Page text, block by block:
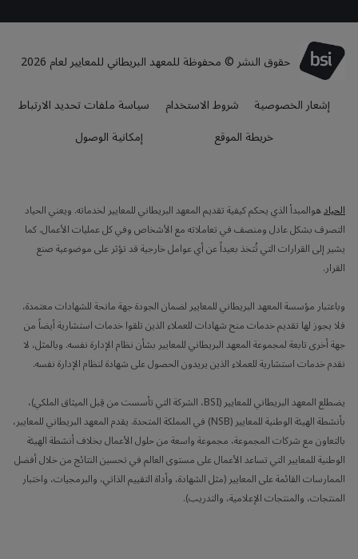
حقوق النشر © محفوظة للمعهد البريطاني للمعايير لعام 2026
إشعار الخصوصية
شروط الاستخدام
سياسة ملفات تحديد الارتباط
خريطة الموقع
إمكانية الوصول
الحيادهوالمبدأ الذي يحكم كيفية تقديم المعهد البريطاني للمعايير لخدماته. ويعني الحياد
التصرف بشكل عادل ومنصف في تعاملاته مع الأشخاص وفي كل عمليات الأعمال. كما
يشير إلى القرارات التي تُتخذ بعيداً عن أي عوامل خارجية قد تؤثر على موضوعية صنع
القرار.
وباعتبار مؤسسة المعهد البريطاني للمعايير لضمان الجودة جهة مانحة للشهادات معتمدة،
فلا يجوز لها تقديم خدمات منح شهادات للعملاء الذين تلقوا خدمات استشارية أيضاً من
جهة أخرى تابعة لمجموعة المعهد البريطاني للمعايير بشأن نظام الإدارة نفسه. وبالمثل، لا
نقدم خدمات استشارية للعملاء الذين يريدون الحصول على شهادة لنظام الإدارة نفسه.
يضطلع المعهد البريطاني للمعايير (BSI، الشركة التي تأسست من قِبل الميثاق الملكي)،
بأنشطة الهيئة الوطنية للمعايير (NSB) في المملكة المتحدة. يقدم المعهد البريطاني للمعايير،
بالتعاون مع شركات المجموعة، مجموعة واسعة من حلول الأعمال بخلاف أنشطة الهيئة
الوطنية للمعايير التي تساعد الأعمال على مستوى العالم في تحسين النتائج من خلال أفضل
الممارسات القائمة على المعايير (مثل الشهادة، وأداة التقييم الذاتي، والبرمجيات، واختبار
المنتجات، والمنتجات الإعلامية، والتدريب).